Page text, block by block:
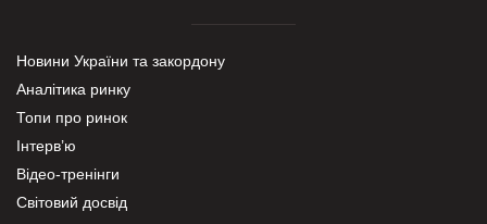
Новини України та закордону
Аналітика ринку
Топи про ринок
Інтерв’ю
Відео-тренінги
Світовий досвід